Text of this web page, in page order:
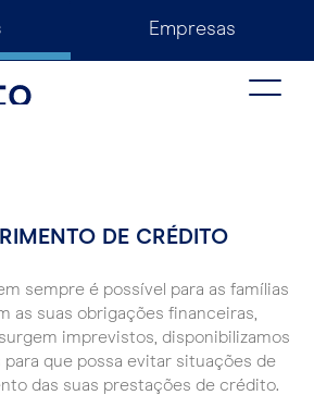
Empresas
Toggle
DE CRÉDITO
sempre é possível para as famílias
as suas obrigações financeiras,
imprevistos, disponibilizamos
para que possa evitar situações de
das suas prestações de crédito.